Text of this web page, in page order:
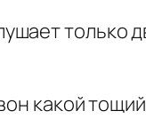
только
какой